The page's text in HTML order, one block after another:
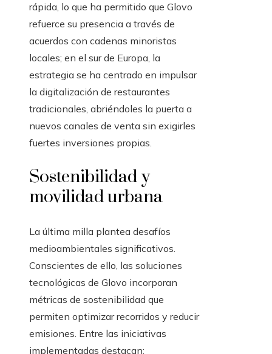
rápida, lo que ha permitido que Glovo
refuerce su presencia a través de
acuerdos con cadenas minoristas
locales; en el sur de Europa, la
estrategia se ha centrado en impulsar
la digitalización de restaurantes
tradicionales, abriéndoles la puerta a
nuevos canales de venta sin exigirles
fuertes inversiones propias.
Sostenibilidad y
movilidad urbana
La última milla plantea desafíos
medioambientales significativos.
Conscientes de ello, las soluciones
tecnológicas de Glovo incorporan
métricas de sostenibilidad que
permiten optimizar recorridos y reducir
emisiones. Entre las iniciativas
implementadas destacan: